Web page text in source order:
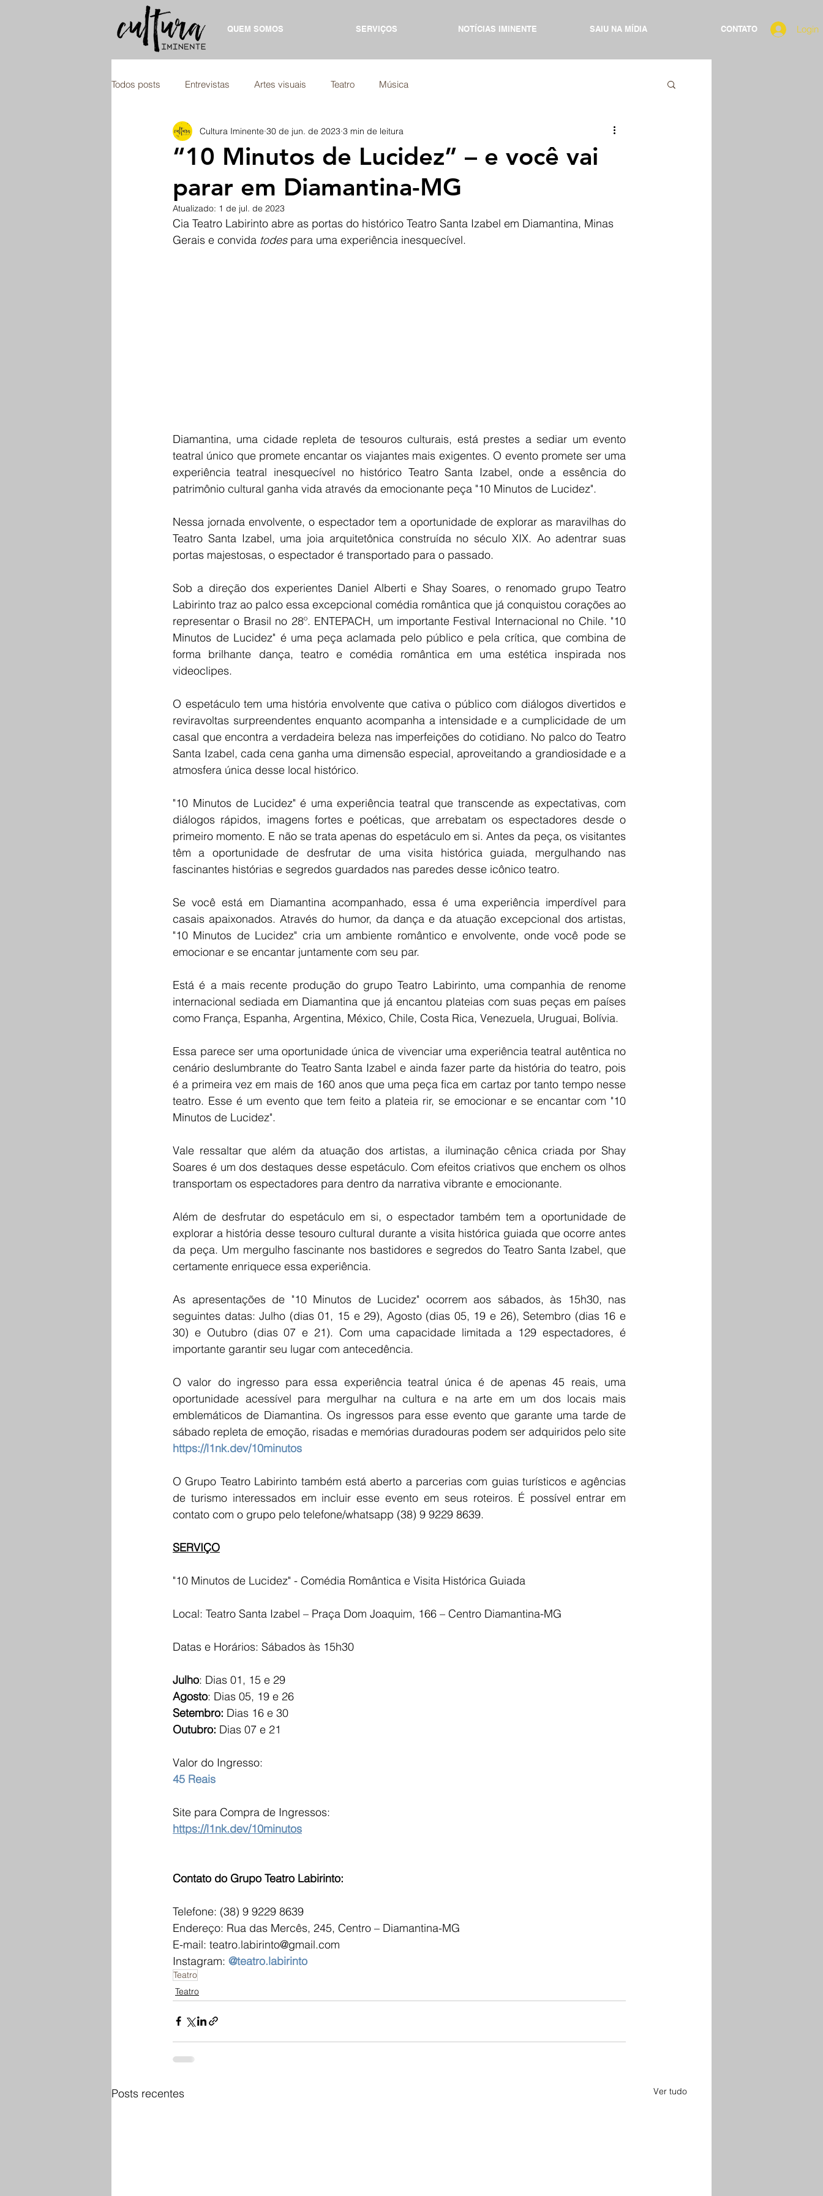
QUEM SOMOS SERVIÇOS NOTÍCIAS IMINENTE SAIU NA MÍDIA CONTATO Login
Todos posts Entrevistas Artes visuais Teatro Música
“10 Minutos de Lucidez” – e você vai
parar em Diamantina-MG
Cultura Iminente 30 de jun. de 2023 3 min de leitura
Atualizado: 1 de jul. de 2023
Cia Teatro Labirinto abre as portas do histórico Teatro Santa Izabel em Diamantina, Minas
Gerais e convida todes para uma experiência inesquecível.
Diamantina, uma cidade repleta de tesouros culturais, está prestes a sediar um evento
teatral único que promete encantar os viajantes mais exigentes. O evento promete ser uma
experiência teatral inesquecível no histórico Teatro Santa Izabel, onde a essência do
patrimônio cultural ganha vida através da emocionante peça "10 Minutos de Lucidez".
Nessa jornada envolvente, o espectador tem a oportunidade de explorar as maravilhas do
Teatro Santa Izabel, uma joia arquitetônica construída no século XIX. Ao adentrar suas
portas majestosas, o espectador é transportado para o passado.
Sob a direção dos experientes Daniel Alberti e Shay Soares, o renomado grupo Teatro
Labirinto traz ao palco essa excepcional comédia romântica que já conquistou corações ao
representar o Brasil no 28º. ENTEPACH, um importante Festival Internacional no Chile. "10
Minutos de Lucidez" é uma peça aclamada pelo público e pela crítica, que combina de
forma brilhante dança, teatro e comédia romântica em uma estética inspirada nos
videoclipes.
O espetáculo tem uma história envolvente que cativa o público com diálogos divertidos e
reviravoltas surpreendentes enquanto acompanha a intensidade e a cumplicidade de um
casal que encontra a verdadeira beleza nas imperfeições do cotidiano. No palco do Teatro
Santa Izabel, cada cena ganha uma dimensão especial, aproveitando a grandiosidade e a
atmosfera única desse local histórico.
"10 Minutos de Lucidez" é uma experiência teatral que transcende as expectativas, com
diálogos rápidos, imagens fortes e poéticas, que arrebatam os espectadores desde o
primeiro momento. E não se trata apenas do espetáculo em si. Antes da peça, os visitantes
têm a oportunidade de desfrutar de uma visita histórica guiada, mergulhando nas
fascinantes histórias e segredos guardados nas paredes desse icônico teatro.
Se você está em Diamantina acompanhado, essa é uma experiência imperdível para
casais apaixonados. Através do humor, da dança e da atuação excepcional dos artistas,
"10 Minutos de Lucidez" cria um ambiente romântico e envolvente, onde você pode se
emocionar e se encantar juntamente com seu par.
Está é a mais recente produção do grupo Teatro Labirinto, uma companhia de renome
internacional sediada em Diamantina que já encantou plateias com suas peças em países
como França, Espanha, Argentina, México, Chile, Costa Rica, Venezuela, Uruguai, Bolívia.
Essa parece ser uma oportunidade única de vivenciar uma experiência teatral autêntica no
cenário deslumbrante do Teatro Santa Izabel e ainda fazer parte da história do teatro, pois
é a primeira vez em mais de 160 anos que uma peça fica em cartaz por tanto tempo nesse
teatro. Esse é um evento que tem feito a plateia rir, se emocionar e se encantar com "10
Minutos de Lucidez".
Vale ressaltar que além da atuação dos artistas, a iluminação cênica criada por Shay
Soares é um dos destaques desse espetáculo. Com efeitos criativos que enchem os olhos
transportam os espectadores para dentro da narrativa vibrante e emocionante.
Além de desfrutar do espetáculo em si, o espectador também tem a oportunidade de
explorar a história desse tesouro cultural durante a visita histórica guiada que ocorre antes
da peça. Um mergulho fascinante nos bastidores e segredos do Teatro Santa Izabel, que
certamente enriquece essa experiência.
As apresentações de "10 Minutos de Lucidez" ocorrem aos sábados, às 15h30, nas
seguintes datas: Julho (dias 01, 15 e 29), Agosto (dias 05, 19 e 26), Setembro (dias 16 e
30) e Outubro (dias 07 e 21). Com uma capacidade limitada a 129 espectadores, é
importante garantir seu lugar com antecedência.
O valor do ingresso para essa experiência teatral única é de apenas 45 reais, uma
oportunidade acessível para mergulhar na cultura e na arte em um dos locais mais
emblemáticos de Diamantina. Os ingressos para esse evento que garante uma tarde de
https://l1nk.dev/10minutos
O Grupo Teatro Labirinto também está aberto a parcerias com guias turísticos e agências
de turismo interessados em incluir esse evento em seus roteiros. É possível entrar em
contato com o grupo pelo telefone/whatsapp (38) 9 9229 8639.
SERVIÇO
"10 Minutos de Lucidez" - Comédia Romântica e Visita Histórica Guiada
Local: Teatro Santa Izabel – Praça Dom Joaquim, 166 – Centro Diamantina-MG
Datas e Horários: Sábados às 15h30
Julho: Dias 01, 15 e 29
Agosto: Dias 05, 19 e 26
Setembro: Dias 16 e 30
Outubro: Dias 07 e 21
Valor do Ingresso:
45 Reais
Site para Compra de Ingressos:
https://l1nk.dev/10minutos
Contato do Grupo Teatro Labirinto:
Telefone: (38) 9 9229 8639
Endereço: Rua das Mercês, 245, Centro – Diamantina-MG
E-mail: teatro.labirinto@gmail.com
Instagram: @teatro.labirinto
Teatro
Teatro
Posts recentes Ver tudo